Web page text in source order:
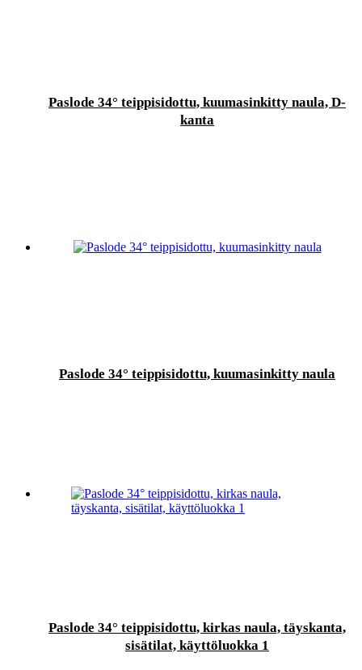
Paslode 34° teippisidottu, kuumasinkitty naula, D-
kanta
Paslode 34° teippisidottu, kuumasinkitty naula
Paslode 34° teippisidottu, kirkas naula, täyskanta,
sisätilat, käyttöluokka 1